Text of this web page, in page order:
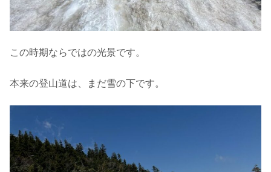
この時期ならではの光景です。
本来の登山道は、まだ雪の下です。